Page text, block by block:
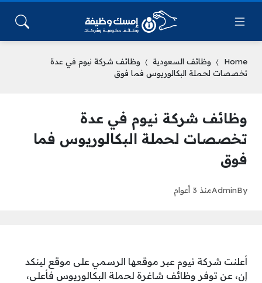
Home وظائف السعودية
وظائف شركة نيوم في عدة
تخصصات لحملة البكالوريوس فما فوق
وظائف شركة نيوم في عدة
تخصصات لحملة البكالوريوس فما
فوق
By
Adminمنذ 3 أعوام
أعلنت شركة نيوم عبر موقعها الرسمي على موقع لينكد
إن، عن توفر وظائف شاغرة لحملة البكالوريوس فأعلى،